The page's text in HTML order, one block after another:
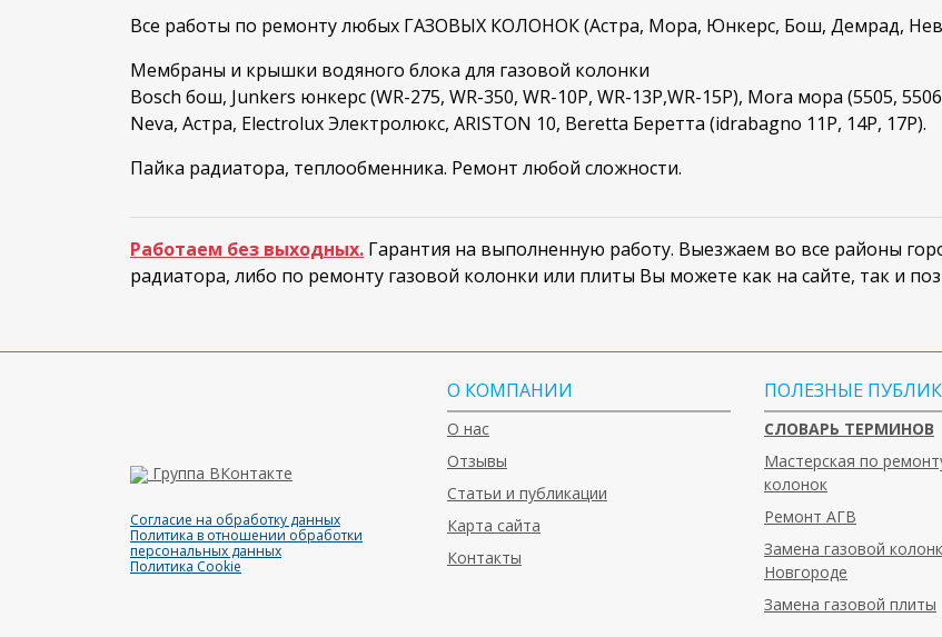
Все работы по ремонту любых ГАЗОВЫХ КОЛОНОК (Астра, Мора, Юнкерс, Бош, Демрад,
Мембраны и крышки водяного блока для газовой колонки
Bosch бош, Junkers юнкерс (WR-275, WR-350, WR-10P, WR-13P,WR-15P), Mora мора (5505,
Neva, Астра, Electrolux Электролюкс, ARISTON 10, Beretta Беретта (idrabagno 11P, 14P, 17P).
Пайка радиатора, теплообменника. Ремонт любой сложности.
Работаем без выходных. Гарантия на выполненную работу. Выезжаем во все районы
радиатора, либо по ремонту газовой колонки или плиты Вы можете как на сайте, так и
Группа ВКонтакте
Согласие на обработку данных
Политика в отношении обработки
персональных данных
Политика Cookie
О КОМПАНИИ
О нас
Отзывы
Статьи и публикации
Карта сайта
Контакты
ПОЛЕЗНЫЕ
СЛОВАРЬ ТЕРМИНОВ
Мастерская по
колонок
Ремонт АГВ
Замена газовой
Новгороде
Замена газовой плиты